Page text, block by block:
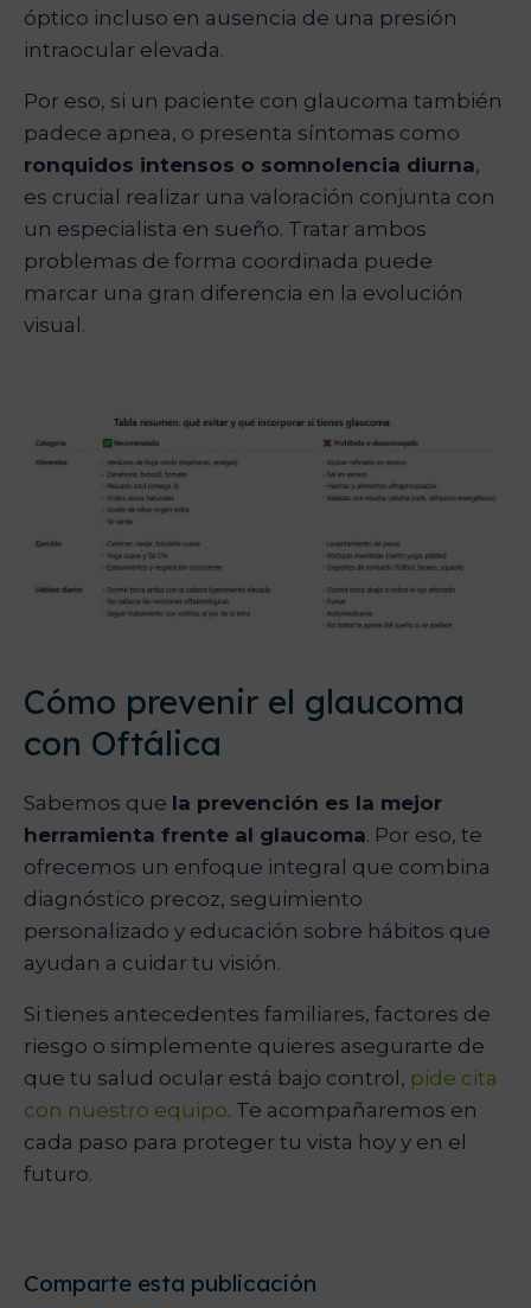
óptico incluso en ausencia de una presión
intraocular elevada.
Por eso, si un paciente con glaucoma también
padece apnea, o presenta síntomas como
ronquidos intensos o somnolencia diurna,
es crucial realizar una valoración conjunta con
un especialista en sueño. Tratar ambos
problemas de forma coordinada puede
marcar una gran diferencia en la evolución
visual.
Cómo prevenir el glaucoma
con Oftálica
Sabemos que la prevención es la mejor
herramienta frente al glaucoma. Por eso, te
ofrecemos un enfoque integral que combina
diagnóstico precoz, seguimiento
personalizado y educación sobre hábitos que
ayudan a cuidar tu visión.
Si tienes antecedentes familiares, factores de
riesgo o simplemente quieres asegurarte de
que tu salud ocular está bajo control, pide cita
con nuestro equipo. Te acompañaremos en
cada paso para proteger tu vista hoy y en el
futuro.
Comparte esta publicación